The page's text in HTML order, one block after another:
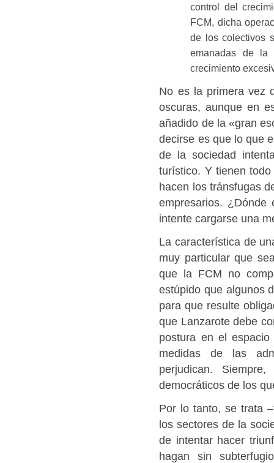
control del
FCM, dicha
de los colectivos
emanadas de la
crecimiento
No es la primera vez
oscuras, aunque en
añadido de la «gran
decirse es que lo que
de la sociedad
turístico. Y tienen
hacen los tránsfugas
empresarios.
intente cargarse una
La característica de
muy particular que
que la FCM no
estúpido que algunos
para que resulte
que Lanzarote debe
postura en el
medidas de las
perjudican.
democráticos de los
Por lo tanto, se trata
los sectores de la
de intentar hacer
hagan sin